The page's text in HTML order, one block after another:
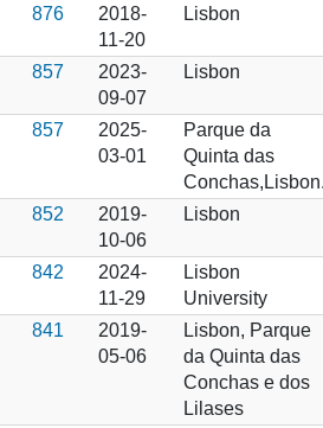
876
2018-
11-20
Lisbon
857
2023-
09-07
Lisbon
857
2025-
03-01
Parque da
Quinta das
852
2019-
10-06
Lisbon
842
2024-
11-29
Lisbon
University
841
2019-
05-06
Lisbon, Parque
da Quinta das
Conchas e dos
Lilases